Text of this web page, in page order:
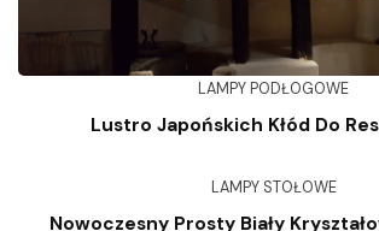
LAMPY PODŁOGOWE
Lustro Japońskich Kłód Do
LAMPY STOŁOWE
Nowoczesny Prosty Biały